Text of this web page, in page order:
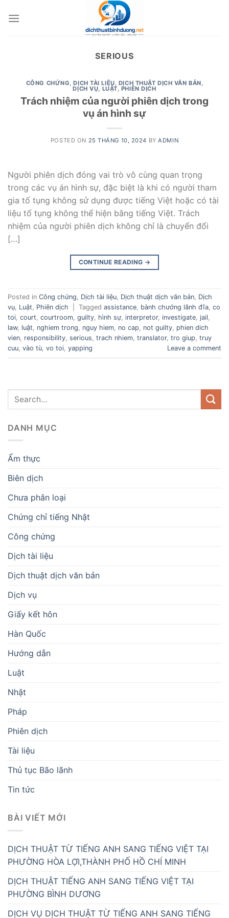
SERIOUS
CÔNG CHỨNG,DỊCH TÀI LIỆU, DỊCH THUẬT DỊCH VĂN BẢN,
DỊCH VỤ, LUẬT, PHIÊN DỊCH
Trách nhiệm của người phiên dịch trong
vụ án hình sự
POSTED ON 25 THÁNG 10, 2024 BYADMIN
Người phiên dịch đóng vai trò vô cùng quan trọng
trong các vụ án hình sự, đặc biệt là khi có người tham
gia tố tụng không sử dụng được tiếng Việt hoặc có tài
liệu tố tụng không thể hiện bằng tiếng Việt. Trách
nhiệm của người phiên dịch không chỉ là chuyển đổi
[…]
CONTINUE READING →
Posted in Công chứng Dịch tài liệu Dịch thuật dịch văn bản Dịch
vụ Luật Phiên dịch Tagged assistance bành chướng lãnh đĩa co
toi court courtroom guilty hình sự interpretor, investigate jail
law, luật nghiem trong nguy hiem no cap not guilty phien dich
vien responsibility serious trach nhiem translator, tro giup truy
cuu vào tù vo toi yapping Leave a comment
DANH MỤC
Ẩm thực
Biên dịch
Chưa phân loại
Chứng chỉ tiếng Nhật
Công chứng
Dịch tài liệu
Dịch thuật dịch văn bản
Dịch vụ
Giấy kết hôn
Hàn Quốc
Hướng dẫn
Luật
Nhật
Pháp
Phiên dịch
Tài liệu
Thủ tục Bão lãnh
Tin tức
BÀI VIẾT MỚI
DỊCH THUẬT TỪ TIẾNG ANH SANG TIẾNG VIỆT TẠI
PHƯỜNG HÒA LỢI,THÀNH PHỐ HỒ CHÍ MINH
DỊCH THUẬT TIẾNG ANH SANG TIẾNG VIỆT TẠI
PHƯỜNG BÌNH DƯƠNG
DỊCH VỤ DỊCH THUẬT TỪ TIẾNG ANH SANG TIẾNG